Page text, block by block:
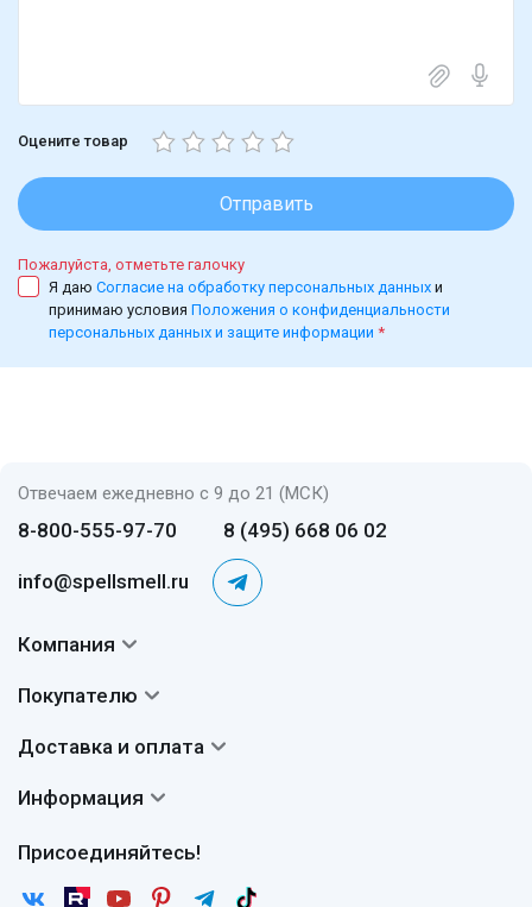
Оцените товар
Отправить
Пожалуйста, отметьте галочку
Я даю Согласие на обработку персональных данных и
принимаю условия Положения о конфиденциальности
персональных данных и защите информации *
Отвечаем ежедневно с 9 до 21 (МСК)
8-800-555-97-70 8 (495) 668 06 02
info@spellsmell.ru
Присоединяйтесь!
Компания
Авторы
Сертификаты
Покупателю
Вопросы и ответы
Отзывы
Доставка и оплата
Доставка
Возврат
Информация